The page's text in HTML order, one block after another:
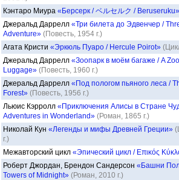
Кэнтаро Миура «Берсерк / ベルセルク / Beruseruku»
Джеральд Даррелл «Три билета до Эдвенчер /
Adventure» (Повесть, 1954 г.)
Агата Кристи «Эркюль Пуаро / Hercule Poirot»
Джеральд Даррелл «Зоопарк в моём багаже / A
Luggage» (Повесть, 1960 г.)
Джеральд Даррелл «Под пологом пьяного леса /
Forest» (Повесть, 1956 г.)
Льюис Кэрролл «Приключения Алисы в Стране
Adventures in Wonderland» (Роман, 1865 г.)
Николай Кун «Легенды и мифы Древней Греции»
г.)
Межавторский цикл «Эпический цикл / Επικός
Роберт Джордан, Брендон Сандерсон «Башни
Towers of Midnight» (Роман, 2010 г.)